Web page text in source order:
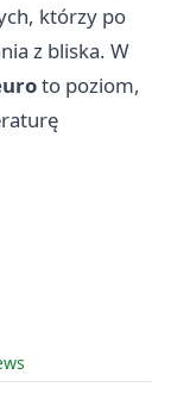
którzy po
z bliska. W
to poziom,